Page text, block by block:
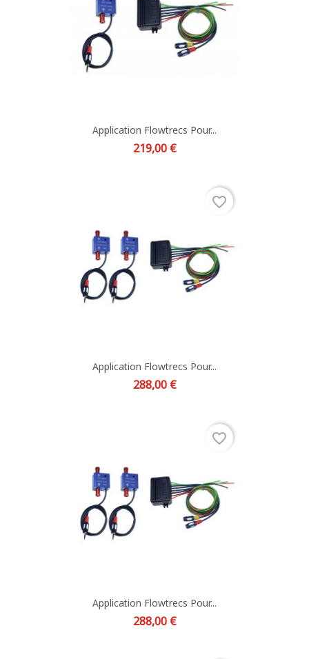
Application Flowtrecs Pour...
Prix
219,00 €
Application Flowtrecs Pour...
Prix
288,00 €
favorite_border
Application Flowtrecs Pour...
Prix
288,00 €
favorite_border